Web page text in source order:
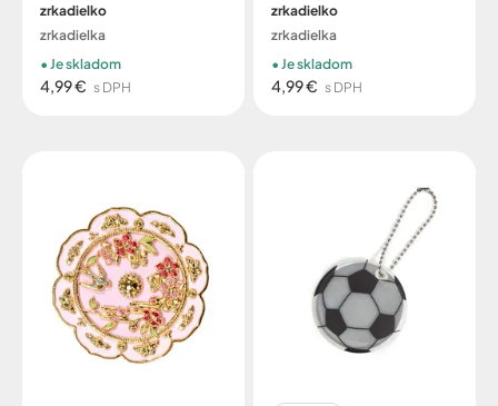
zrkadielko
zrkadielka
4,99 € s DPH
Je skladom
zrkadielko
zrkadielka
4,99 € s DPH
Je skladom